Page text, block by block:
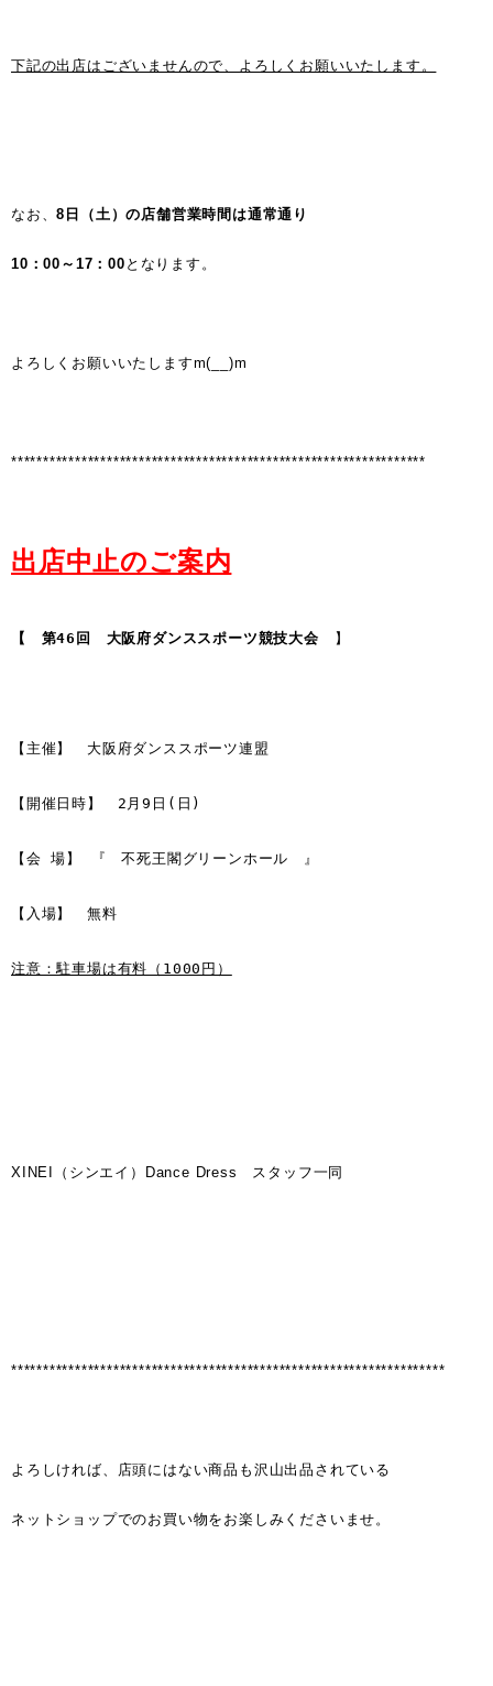
下記の出店はございませんので、 よろしくお願いいたします。
なお、8日（土）の店舗営業時間は通常通り
10：00～17：00 となります。
よろしくお願いいたしますm(__)m
*****************************************************************
出店中止のご案内
【　第46回　大阪府ダンススポーツ競技大会 】
【主催】　大阪府ダンススポーツ連盟
【開催日時】　2月9日(日)
【会 場】 『　不死王閣グリーンホール　』
【入場】　無料
注意：駐車場は有料（1000円）
XINEI（シンエイ）Dance Dress スタッフ一同
********************************************************************
よろしければ、店頭にはない商品も沢山出品されている
ネットショップでのお買い物をお楽しみくださいませ。